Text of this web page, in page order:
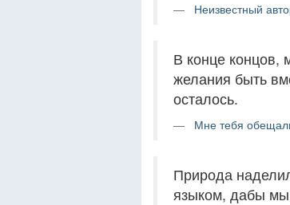
Неизвестный
В конце концов,
желания быть
осталось.
Мне тебя
Природа
языком, дабы